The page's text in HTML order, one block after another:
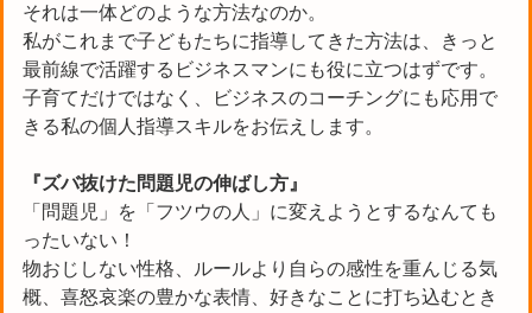
それは一体どのような方法なのか。
私がこれまで子どもたちに指導してきた方法は、きっと
最前線で活躍するビジネスマンにも役に立つはずです。
子育てだけではなく、ビジネスのコーチングにも応用で
きる私の個人指導スキルをお伝えします。
『ズバ抜けた問題児の伸ばし方』
「問題児」を「フツウの人」に変えようとするなんても
ったいない！
物おじしない性格、ルールより自らの感性を重んじる気
概、喜怒哀楽の豊かな表情、好きなことに打ち込むとき